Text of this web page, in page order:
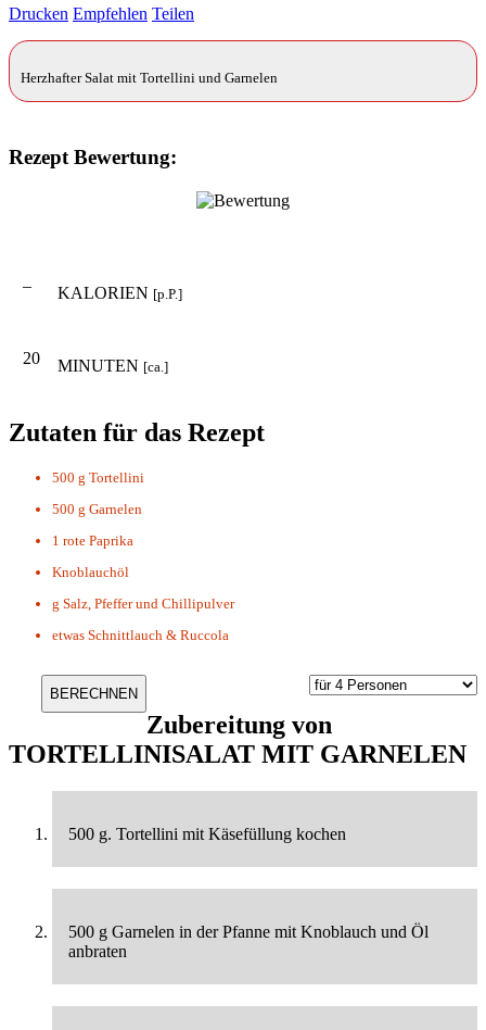
Drucken Empfehlen Teilen
Herzhafter Salat mit Tortellini und Garnelen
Rezept Bewertung:
– KALORIEN [p.P.]
20 MINUTEN [ca.]
Zutaten für das Rezept
500 g Tortellini
500 g Garnelen
1 rote Paprika
Knoblauchöl
g Salz, Pfeffer und Chillipulver
etwas Schnittlauch & Ruccola
Zubereitung von
TORTELLINISALAT MIT GARNELEN
500 g. Tortellini mit Käsefüllung kochen
500 g Garnelen in der Pfanne mit Knoblauch und Öl
anbraten